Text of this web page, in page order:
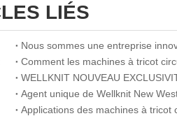
LIÉS
Nous sommes une entreprise
WELLKNIT NOUVEAU
Agent unique de Wellknit New
Applications des machines à